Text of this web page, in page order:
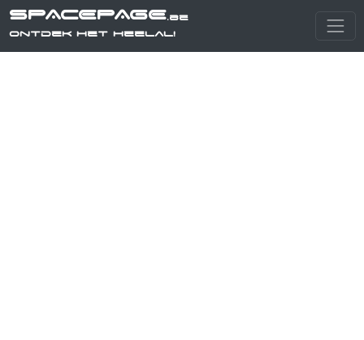
SPACEPAGE.be
Ontdek het heelal!